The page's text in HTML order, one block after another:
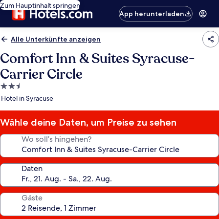
Zum Hauptinhalt springen
App herunterladen
Alle Unterkünfte anzeigen
Comfort Inn & Suites Syracuse-
Carrier Circle
2.5-
Sterne-
Hotel in Syracuse
Wähle deine Daten, um Preise zu sehen
Wo soll’s hingehen?
Daten
Gäste